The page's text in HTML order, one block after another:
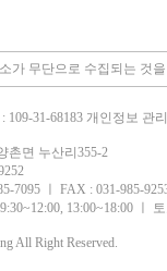
가 무단으로 수집되는 것
109-31-68183 개인정보 관
촌면 누산리355-2
7095 ㅣ FAX : 031-985-
13:00~18:00 ㅣ
All Right Reserved.